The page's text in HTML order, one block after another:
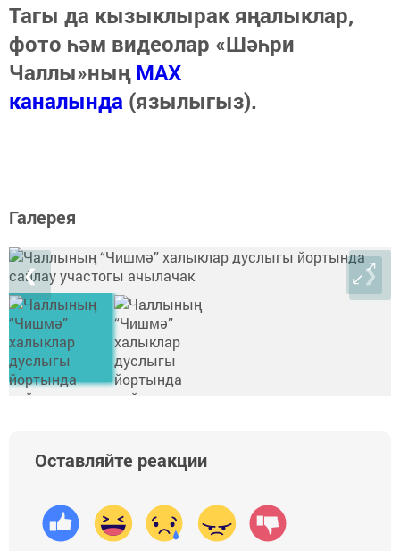
Тагы да кызыклырак яңалыклар,
фото һәм видеолар «Шәһри
Чаллы»ныңMAX
каналында (язылыгыз).
Галерея
❮ ❯
Оставляйте реакции